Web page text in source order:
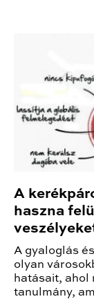
A
haszna
A gyaloglás
olyan
hatásait, ahol
tanulmány,